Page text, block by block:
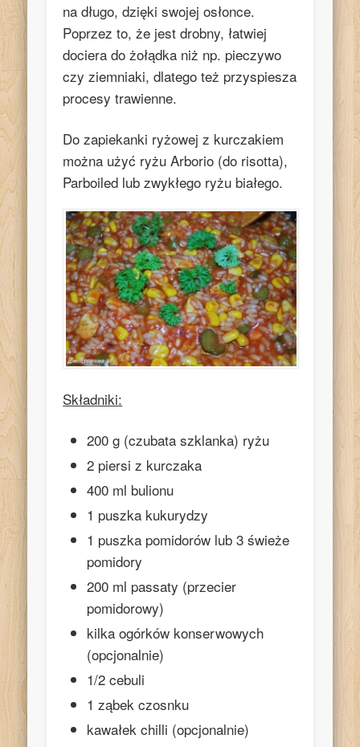
na długo, dzięki swojej osłonce.
Poprzez to, że jest drobny, łatwiej
dociera do żołądka niż np. pieczywo
czy ziemniaki, dlatego też przyspiesza
procesy trawienne.
Do zapiekanki ryżowej z kurczakiem
można użyć ryżu Arborio (do risotta),
Parboiled lub zwykłego ryżu białego.
Składniki:
200 g (czubata szklanka) ryżu
2 piersi z kurczaka
400 ml bulionu
1 puszka kukurydzy
1 puszka pomidorów lub 3 świeże
pomidory
200 ml passaty (przecier
pomidorowy)
kilka ogórków konserwowych
(opcjonalnie)
1/2 cebuli
1 ząbek czosnku
kawałek chilli (opcjonalnie)